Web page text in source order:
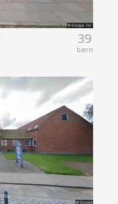
39
børn